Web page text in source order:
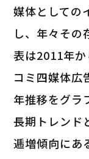
媒体としての
し、年々その
表は2011年
コミ四媒体広
年推移をグラ
長期トレンド
逓増傾向にあ